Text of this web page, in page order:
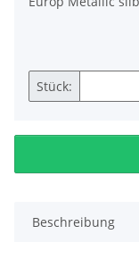
Stück:
Beschreibung